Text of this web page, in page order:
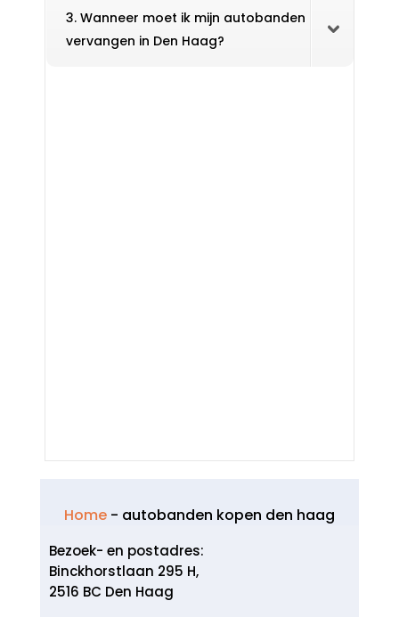
3. Wanneer moet ik mijn autobanden
vervangen in Den Haag?
Home- autobanden kopen den haag
Bezoek- en postadres:
Binckhorstlaan 295 H,
2516 BC Den Haag